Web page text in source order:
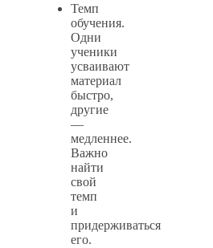
Темп
обучения.
Одни
ученики
усваивают
материал
быстро,
другие
—
медленнее.
Важно
найти
свой
темп
и
придерживаться
его.